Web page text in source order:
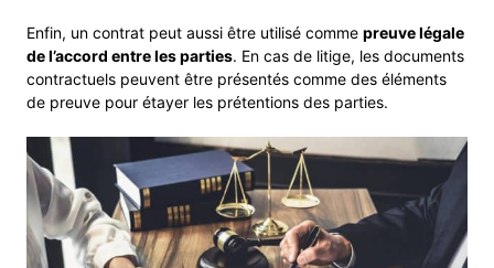
Enfin, un contrat peut aussi être utilisé comme preuve légale
de l’accord entre les parties. En cas de litige, les documents
contractuels peuvent être présentés comme des éléments
de preuve pour étayer les prétentions des parties.